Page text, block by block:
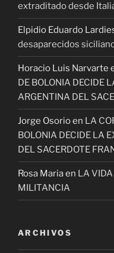
extraditado desde
Elpidio Eduardo
desaparecidos
Horacio Luis Narvarte
DE BOLONIA DECIDE
ARGENTINA DEL
Jorge Osorioen LA
BOLONIA DECIDE LA
DEL SACERDOTE
Rosa Mariaen LA VIDA
MILITANCIA
ARCHIVOS